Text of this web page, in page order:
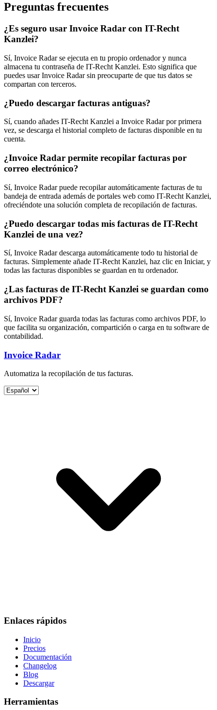
Preguntas frecuentes
¿Es seguro usar Invoice Radar con IT-Recht
Kanzlei?
Sí, Invoice Radar se ejecuta en tu propio ordenador y nunca
almacena tu contraseña de IT-Recht Kanzlei. Esto significa que
puedes usar Invoice Radar sin preocuparte de que tus datos se
compartan con terceros.
¿Puedo descargar facturas antiguas?
Sí, cuando añades IT-Recht Kanzlei a Invoice Radar por primera
vez, se descarga el historial completo de facturas disponible en tu
cuenta.
¿Invoice Radar permite recopilar facturas por
correo electrónico?
Sí, Invoice Radar puede recopilar automáticamente facturas de tu
bandeja de entrada además de portales web como IT-Recht Kanzlei,
ofreciéndote una solución completa de recopilación de facturas.
¿Puedo descargar todas mis facturas de IT-Recht
Kanzlei de una vez?
Sí, Invoice Radar descarga automáticamente todo tu historial de
facturas. Simplemente añade IT-Recht Kanzlei, haz clic en Iniciar, y
todas las facturas disponibles se guardan en tu ordenador.
¿Las facturas de IT-Recht Kanzlei se guardan como
archivos PDF?
Sí, Invoice Radar guarda todas las facturas como archivos PDF, lo
que facilita su organización, compartición o carga en tu software de
contabilidad.
Invoice Radar
Automatiza la recopilación de tus facturas.
Enlaces rápidos
Inicio
Precios
Documentación
Changelog
Blog
Descargar
Herramientas